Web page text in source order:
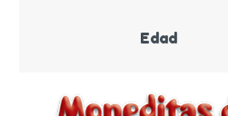
Edad